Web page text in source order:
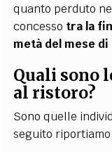
quanto perduto
concesso tra la
metà del mese di
Quali sono
al ristoro?
Sono quelle
seguito riportiamo: